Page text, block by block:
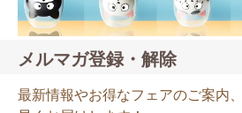
メルマガ登録・解除
最新情報やお得なフェアのご案内